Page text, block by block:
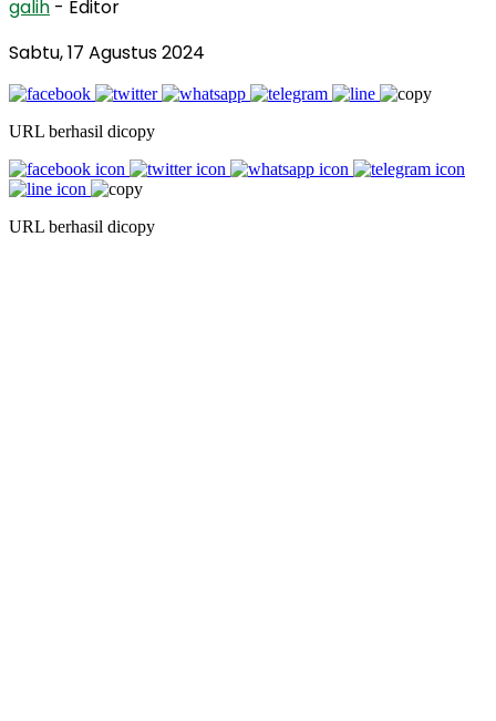
galih - Editor
Sabtu, 17 Agustus 2024
URL berhasil dicopy
URL berhasil dicopy